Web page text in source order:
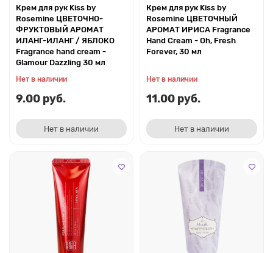
Крем для рук Kiss by
Rosemine ЦВЕТОЧНО-
ФРУКТОВЫЙ АРОМАТ
ИЛАНГ-ИЛАНГ / ЯБЛОКО
Fragrance hand cream -
Glamour Dazzling 30 мл
Нет в наличии
9.00 руб.
Нет в наличии
Крем для рук Kiss by
Rosemine ЦВЕТОЧНЫЙ
АРОМАТ ИРИСА Fragrance
Hand Cream - Oh, Fresh
Forever, 30 мл
Нет в наличии
11.00 руб.
Нет в наличии